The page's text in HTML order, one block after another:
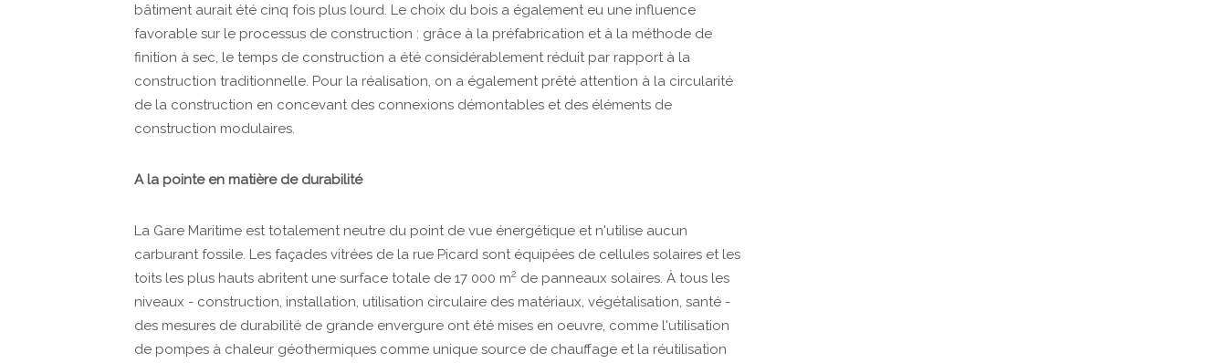
bâtiment aurait été cinq fois plus lourd. Le choix du bois a également eu une influence
favorable sur le processus de construction : grâce à la préfabrication et à la méthode de
finition à sec, le temps de construction a été considérablement réduit par rapport à la
construction traditionnelle. Pour la réalisation, on a également prêté attention à la circularité
de la construction en concevant des connexions démontables et des éléments de
construction modulaires.
A la pointe en matière de durabilité
La Gare Maritime est totalement neutre du point de vue énergétique et n'utilise aucun
carburant fossile. Les façades vitrées de la rue Picard sont équipées de cellules solaires et les
toits les plus hauts abritent une surface totale de 17 000 m2 de panneaux solaires. À tous les
niveaux - construction, installation, utilisation circulaire des matériaux, végétalisation, santé -
des mesures de durabilité de grande envergure ont été mises en oeuvre, comme l'utilisation
de pompes à chaleur géothermiques comme unique source de chauffage et la réutilisation